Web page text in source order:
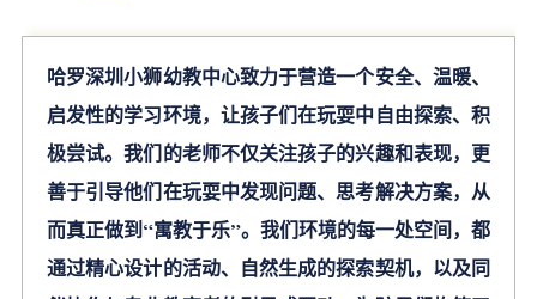
哈罗深圳小狮幼教中心致力于营造一个安全、温暖、
启发性的学习环境，让孩子们在玩耍中自由探索、积
极尝试。我们的老师不仅关注孩子的兴趣和表现，更
善于引导他们在玩耍中发现问题、思考解决方案，从
而真正做到“寓教于乐”。我们环境的每一处空间，都
通过精心设计的活动、自然生成的探索契机，以及同